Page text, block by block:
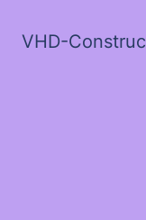
VHD-